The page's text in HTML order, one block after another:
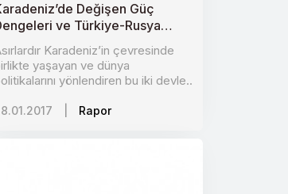
Değişen Güç
ve Türkiye-Rusya
Karadeniz’in çevresinde
yaşayan ve dünya
yönlendiren bu iki devle..
Rapor